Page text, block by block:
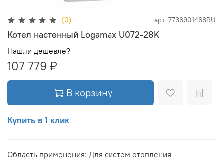
(0) арт. 7736901468RU
Котел настенный Logamax U072-28K
Нашли дешевле?
107 779 ₽
В корзину
Купить в 1 клик
Область применения: Для систем отопления